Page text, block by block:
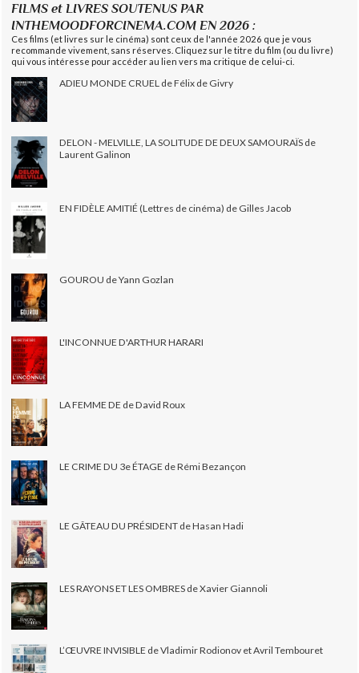
FILMS et LIVRES SOUTENUS PAR
INTHEMOODFORCINEMA.COM EN 2026 :
Ces films (et livres sur le cinéma) sont ceux de l'année 2026 que je vous
recommande vivement, sans réserves. Cliquez sur le titre du film (ou du livre)
qui vous intéresse pour accéder au lien vers ma critique de celui-ci.
ADIEU MONDE CRUEL de Félix de Givry
DELON - MELVILLE, LA SOLITUDE DE DEUX SAMOURAÏS de
Laurent Galinon
EN FIDÈLE AMITIÉ (Lettres de cinéma) de Gilles Jacob
GOUROU de Yann Gozlan
L'INCONNUE D'ARTHUR HARARI
LA FEMME DE de David Roux
LE CRIME DU 3e ÉTAGE de Rémi Bezançon
LE GÂTEAU DU PRÉSIDENT de Hasan Hadi
LES RAYONS ET LES OMBRES de Xavier Giannoli
L’ŒUVRE INVISIBLE de Vladimir Rodionov et Avril Tembouret